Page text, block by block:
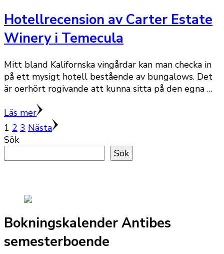
Hotellrecension av Carter Estate
Winery i Temecula
Mitt bland Kalifornska vingårdar kan man checka in
på ett mysigt hotell bestående av bungalows. Det
är oerhört rogivande att kunna sitta på den egna …
Läs mer
Sidnumrering
för
inlägg
Sida
1 Sida
2 Sida
3 Nästa
Sök
Sök
Bokningskalender Antibes
semesterboende